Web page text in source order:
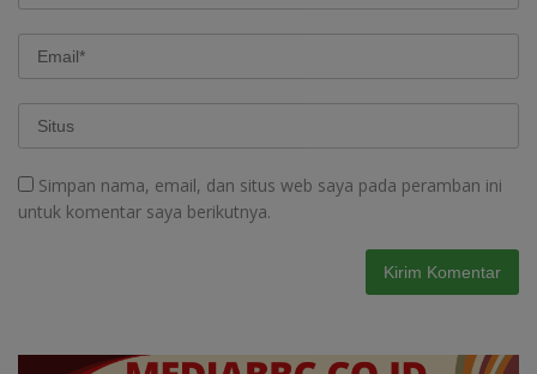
Simpan nama, email, dan situs web saya pada peramban ini
untuk komentar saya berikutnya.